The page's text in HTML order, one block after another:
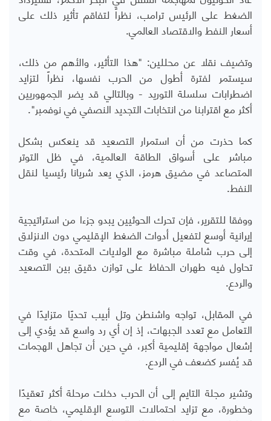
الضغط على الرئيس ترامب، نظراً لتفاقم تأثير ذلك على
أسعار النفط والاقتصاد العالمي.
وتضيف نقلا عن محللين: "هذا التأثير، والأهم من ذلك،
سيستمر لفترة أطول من الحرب نفسها، نظراً لتزايد
اضطرابات سلسلة التوريد - وبالتالي قد يضر الجمهوريين
أكثر مع اقترابنا من انتخابات التجديد النصفي في نوفمبر".
كما حذرت من أن استمرار التصعيد قد ينعكس بشكل
مباشر على أسواق الطاقة العالمية، في ظل التوتر
المتصاعد في مضيق هرمز، الذي يعد شريانا رئيسيا لنقل
النفط.
ووفقا للتقرير، فإن تحرك الحوثيين يبدو جزءا من استراتيجية
إيرانية أوسع لتفعيل أدوات الضغط الإقليمي دون الانزلاق
إلى حرب شاملة مباشرة مع الولايات المتحدة، في وقت
تحاول فيه طهران الحفاظ على توازن دقيق بين التصعيد
والردع.
في المقابل، تواجه واشنطن وتل أبيب تحديًا متزايدًا في
التعامل مع تعدد الجبهات، إذ إن أي رد واسع قد يؤدي إلى
إشعال مواجهة إقليمية أكبر، في حين أن تجاهل الهجمات
قد يُفسر كضعف في الردع.
وتشير مجلة التايم إلى أن الحرب دخلت مرحلة أكثر تعقيدًا
وخطورة، مع تزايد احتمالات التوسع الإقليمي، خاصة مع